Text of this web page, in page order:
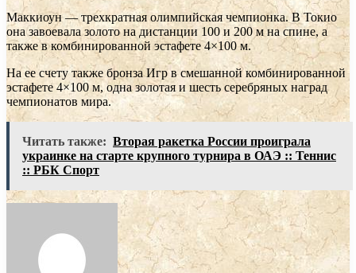
Маккиоун — трехкратная олимпийская чемпионка. В Токио
она завоевала золото на дистанции 100 и 200 м на спине, а
также в комбинированной эстафете 4×100 м.
На ее счету также бронза Игр в смешанной комбинированной
эстафете 4×100 м, одна золотая и шесть серебряных наград
чемпионатов мира.
Читать также: Вторая ракетка России проиграла
украинке на старте крупного турнира в ОАЭ :: Теннис
:: РБК Спорт